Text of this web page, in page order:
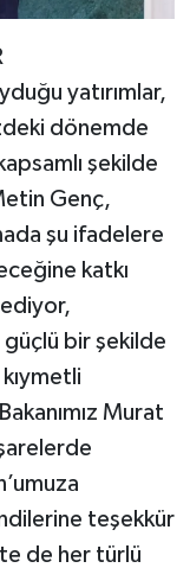
yatırımlar,
dönemde
şekilde
Genç,
şu ifadelere
katkı
güçlü bir şekilde
Murat
teşekkür
de her türlü